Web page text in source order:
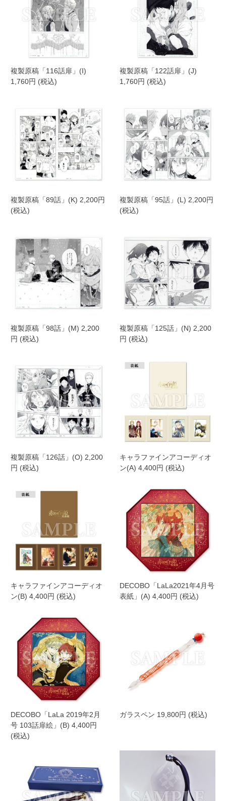
複製原稿「116話扉」(I)
1,760円 (税込)
複製原稿「122話扉」(J)
1,760円 (税込)
複製原稿「89話」(K) 2,200円
(税込)
複製原稿「95話」(L) 2,200円
(税込)
複製原稿「98話」(M) 2,200
円 (税込)
複製原稿「125話」(N) 2,200
円 (税込)
複製原稿「126話」(O) 2,200
円 (税込)
キャラファインアコーディオ
ン(A) 4,400円 (税込)
キャラファインアコーディオ
ン(B) 4,400円 (税込)
DECOBO「LaLa2021年4月号
表紙」(A) 4,400円 (税込)
DECOBO「LaLa 2019年2月
号 103話扉絵」(B) 4,400円
(税込)
ガラスペン 19,800円 (税込)